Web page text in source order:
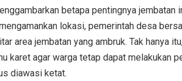
betapa pentingnya jembatan
lokasi, pemerintah desa
area jembatan yang ambruk. Tak hanya
karet agar warga tetap dapat melakukan
diawasi ketat.